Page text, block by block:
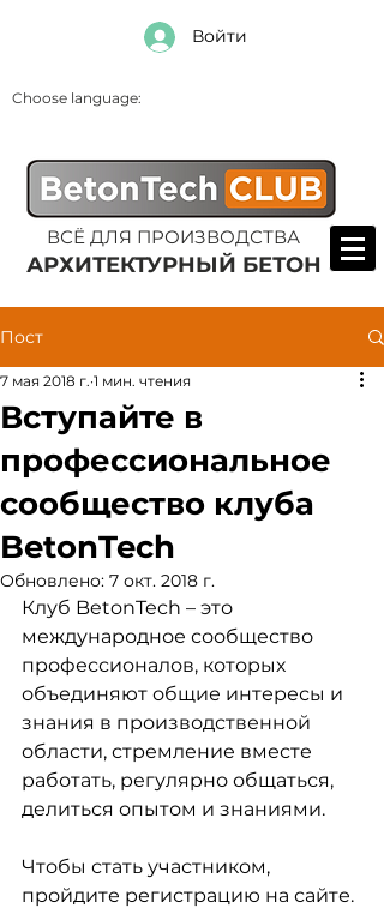
Войти
Choose language:
АРХИТЕКТУРНЫЙ БЕТОН
ВСЁ ДЛЯ ПРОИЗВОДСТВА
Пост
Вступайте в
профессиональное
сообщество клуба
BetonTech
7 мая 2018 г. 1 мин. чтения
Обновлено: 7 окт. 2018 г.
Клуб BetonTech – это
международное сообщество
профессионалов, которых
объединяют общие интересы и
знания в производственной
области, стремление вместе
работать, регулярно общаться,
делиться опытом и знаниями.
Чтобы стать участником,
пройдите регистрацию на сайте.